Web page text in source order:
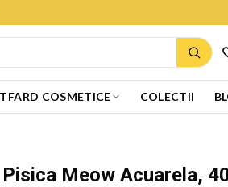
COSMETICE COLECTII
Meow Acuarela,